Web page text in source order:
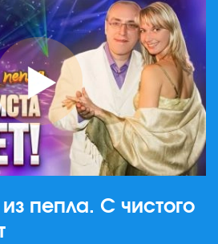
пепла. С чистого